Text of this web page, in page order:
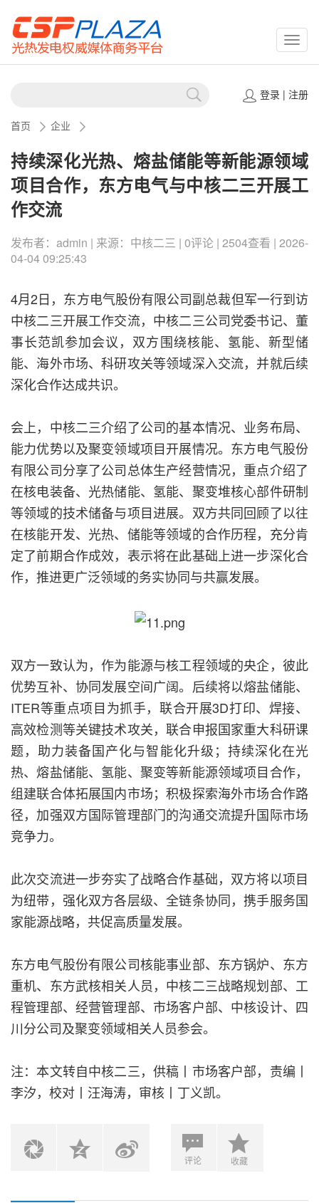
登录| 注册
首页 企业
持续深化光热、熔盐储能等新能源领域
项目合作，东方电气与中核二三开展工
作交流
发布者：admin | 来源：中核二三 | 0评论 | 2504查看 | 2026-
04-04 09:25:43
4月2日，东方电气股份有限公司副总裁但军一行到访
中核二三开展工作交流，中核二三公司党委书记、董
事长范凯参加会议，双方围绕核能、氢能、新型储
能、海外市场、科研攻关等领域深入交流，并就后续
深化合作达成共识。
会上，中核二三介绍了公司的基本情况、业务布局、
能力优势以及聚变领域项目开展情况。东方电气股份
有限公司分享了公司总体生产经营情况，重点介绍了
在核电装备、光热储能、氢能、聚变堆核心部件研制
等领域的技术储备与项目进展。双方共同回顾了以往
在核能开发、光热、储能等领域的合作历程，充分肯
定了前期合作成效，表示将在此基础上进一步深化合
作，推进更广泛领域的务实协同与共赢发展。
双方一致认为，作为能源与核工程领域的央企，彼此
优势互补、协同发展空间广阔。后续将以熔盐储能、
ITER等重点项目为抓手，联合开展3D打印、焊接、
高效检测等关键技术攻关，联合申报国家重大科研课
题，助力装备国产化与智能化升级；持续深化在光
热、熔盐储能、氢能、聚变等新能源领域项目合作，
组建联合体拓展国内市场；积极探索海外市场合作路
径，加强双方国际管理部门的沟通交流提升国际市场
竞争力。
此次交流进一步夯实了战略合作基础，双方将以项目
为纽带，强化双方各层级、全链条协同，携手服务国
家能源战略，共促高质量发展。
东方电气股份有限公司核能事业部、东方锅炉、东方
重机、东方武核相关人员，中核二三战略规划部、工
程管理部、经营管理部、市场客户部、中核设计、四
川分公司及聚变领域相关人员参会。
注：本文转自中核二三，供稿丨市场客户部，责编丨
李汐，校对丨汪海涛，审核丨丁义凯。
评论 收藏